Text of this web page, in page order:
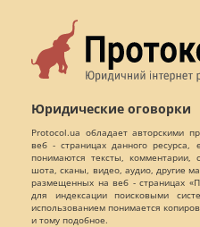
Юридические оговорки
Protocol.ua обладает авторскими
веб - страницах данного
понимаются тексты, комментарии,
шота, сканы, видео, аудио, другие
размещенных на веб - страницах
для индексации поисковыми
использованием понимается
и тому подобное.